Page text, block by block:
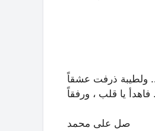
ولطيبة ذرفت عشقاً
يا قلب ، ورفقاً
صل على محمد